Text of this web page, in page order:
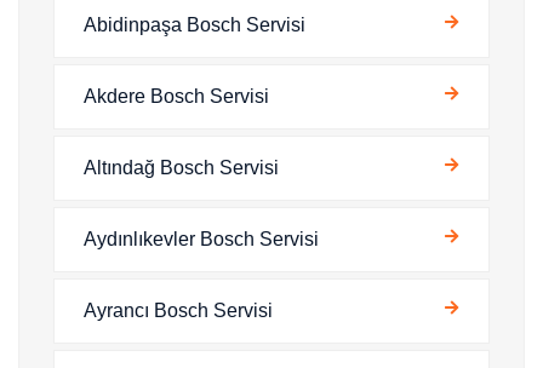
Abidinpaşa Bosch Servisi
Akdere Bosch Servisi
Altındağ Bosch Servisi
Aydınlıkevler Bosch Servisi
Ayrancı Bosch Servisi